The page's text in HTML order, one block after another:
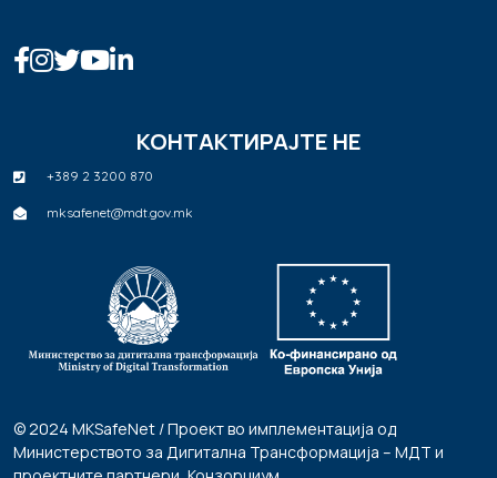
КОНТАКТИРАЈТЕ НЕ
+389 2 3200 870
mksafenet@mdt.gov.mk
© 2024 MKSafeNet / Проект во имплементација од
Министерството за Дигитална Трансформација – МДТ и